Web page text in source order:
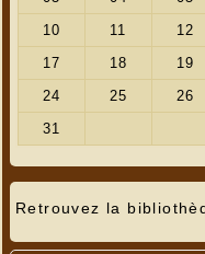
Retrouvez la